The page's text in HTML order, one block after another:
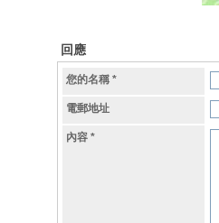
回應
您的名稱 *
電郵地址
內容 *